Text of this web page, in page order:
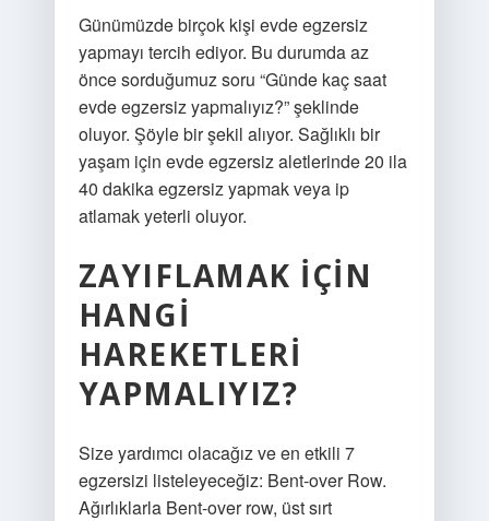
Günümüzde birçok kişi evde egzersiz
yapmayı tercih ediyor. Bu durumda az
önce sorduğumuz soru “Günde kaç saat
evde egzersiz yapmalıyız?” şeklinde
oluyor. Şöyle bir şekil alıyor. Sağlıklı bir
yaşam için evde egzersiz aletlerinde 20 ila
40 dakika egzersiz yapmak veya ip
atlamak yeterli oluyor.
ZAYIFLAMAK IÇIN
HANGI
HAREKETLERI
YAPMALIYIZ?
Size yardımcı olacağız ve en etkili 7
egzersizi listeleyeceğiz: Bent-over Row.
Ağırlıklarla Bent-over row, üst sırt